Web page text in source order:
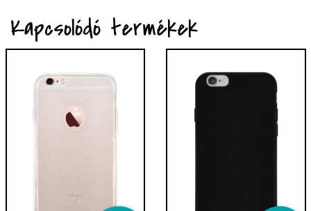
Kapcsolódó termékek